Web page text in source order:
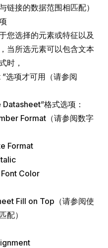
链接的数据范围相匹配）
您选择的元素或特征以及
当所选元素可以包含文本
时，
”选项才可用（请参阅
Datasheet”格式选项：
Format （请参阅数字
Format
Color
Fill on Top （请参阅使
配）